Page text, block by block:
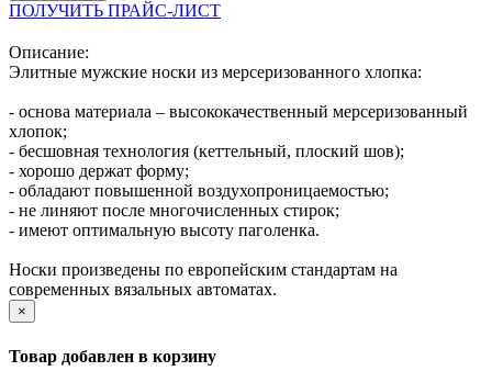
ПОЛУЧИТЬ ПРАЙС-ЛИСТ
Описание:
Элитные мужские носки из мерсеризованного хлопка:
- основа материала – высококачественный мерсеризованный
хлопок;
- бесшовная технология (кеттельный, плоский шов);
- хорошо держат форму;
- обладают повышенной воздухопроницаемостью;
- не линяют после многочисленных стирок;
- имеют оптимальную высоту паголенка.
Носки произведены по европейским стандартам на
современных вязальных автоматах.
×
Товар добавлен в корзину